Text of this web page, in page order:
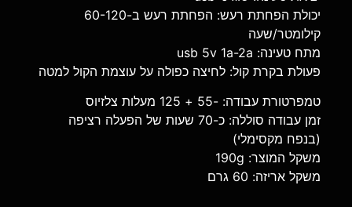
יכולת הפחתת רעש: הפחתת רעש ב-60-120
קילומטר/שעה
מתח טעינה: usb 5v 1a-2a
פעולת בקרת קול: לחיצה כפולה על עוצמת הקול למטה
טמפרטורת עבודה: -55 + 125 מעלות צלזיוס
זמן עבודה סוללה: כ-70 שעות של הפעלה רציפה
(בנפח מקסימלי)
משקל המוצר: 190g
משקל אריזה: 60 גרם